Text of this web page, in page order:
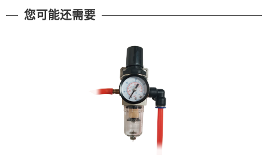
您可能还需要